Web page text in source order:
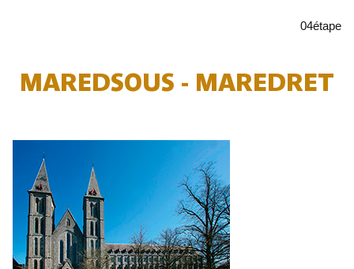
04étape
MAREDSOUS - MAREDRET